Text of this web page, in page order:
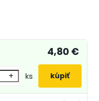
4,80 €
+ ks